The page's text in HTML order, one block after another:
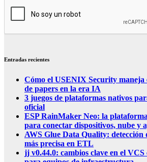
Entradas recientes
Cómo el USENIX Security maneja
de papers en la era IA
3 juegos de plataformas nativos
oficial
ESP RainMaker Neo: la
para conectar dispositivos, nube y
AWS Glue Data Quality: detección
más precisa en ETL
jj v0.44.0: cambios clave en el